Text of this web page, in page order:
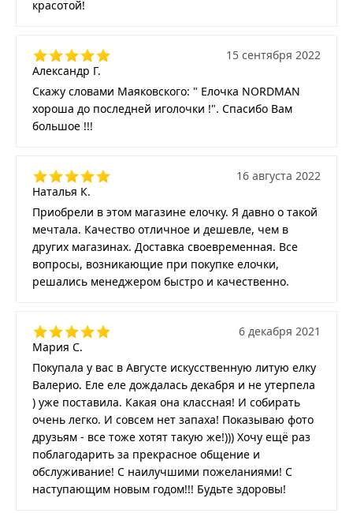
красотой!
Александр Г.
15 сентября 2022
Скажу словами Маяковского: " Елочка NORDMAN
хороша до последней иголочки !". Спасибо Вам
большое !!!
Наталья К.
16 августа 2022
Приобрели в этом магазине елочку. Я давно о такой
мечтала. Качество отличное и дешевле, чем в
других магазинах. Доставка своевременная. Все
вопросы, возникающие при покупке елочки,
решались менеджером быстро и качественно.
Мария С.
6 декабря 2021
Покупала у вас в Августе искусственную литую елку
Валерио. Еле еле дождалась декабря и не утерпела
) уже поставила. Какая она классная! И собирать
очень легко. И совсем нет запаха! Показываю фото
друзьям - все тоже хотят такую же!))) Хочу ещё раз
поблагодарить за прекрасное общение и
обслуживание! С наилучшими пожеланиями! С
наступающим новым годом!!! Будьте здоровы!